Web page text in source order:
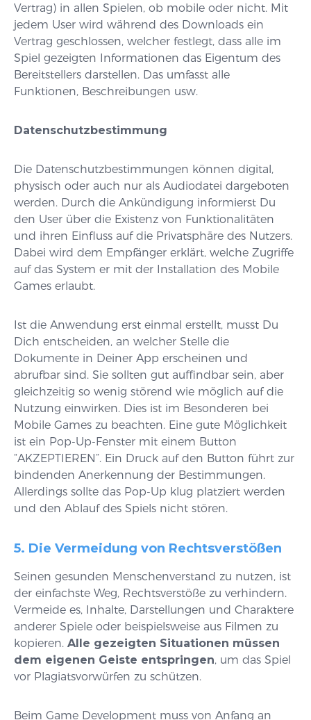
Vertrag) in allen Spielen, ob mobile oder nicht. Mit
jedem User wird während des Downloads ein
Vertrag geschlossen, welcher festlegt, dass alle im
Spiel gezeigten Informationen das Eigentum des
Bereitstellers darstellen. Das umfasst alle
Funktionen, Beschreibungen usw.
Datenschutzbestimmung
Die Datenschutzbestimmungen können digital,
physisch oder auch nur als Audiodatei dargeboten
werden. Durch die Ankündigung informierst Du
den User über die Existenz von Funktionalitäten
und ihren Einfluss auf die Privatsphäre des Nutzers.
Dabei wird dem Empfänger erklärt, welche Zugriffe
auf das System er mit der Installation des Mobile
Games erlaubt.
Ist die Anwendung erst einmal erstellt, musst Du
Dich entscheiden, an welcher Stelle die
Dokumente in Deiner App erscheinen und
abrufbar sind. Sie sollten gut auffindbar sein, aber
gleichzeitig so wenig störend wie möglich auf die
Nutzung einwirken. Dies ist im Besonderen bei
Mobile Games zu beachten. Eine gute Möglichkeit
ist ein Pop-Up-Fenster mit einem Button
“AKZEPTIEREN”. Ein Druck auf den Button führt zur
bindenden Anerkennung der Bestimmungen.
Allerdings sollte das Pop-Up klug platziert werden
und den Ablauf des Spiels nicht stören.
5. Die Vermeidung von Rechtsverstößen
Seinen gesunden Menschenverstand zu nutzen, ist
der einfachste Weg, Rechtsverstöße zu verhindern.
Vermeide es, Inhalte, Darstellungen und Charaktere
anderer Spiele oder beispielsweise aus Filmen zu
kopieren. Alle gezeigten Situationen müssen
dem eigenen Geiste entspringen, um das Spiel
vor Plagiatsvorwürfen zu schützen.
Beim Game Development muss von Anfang an